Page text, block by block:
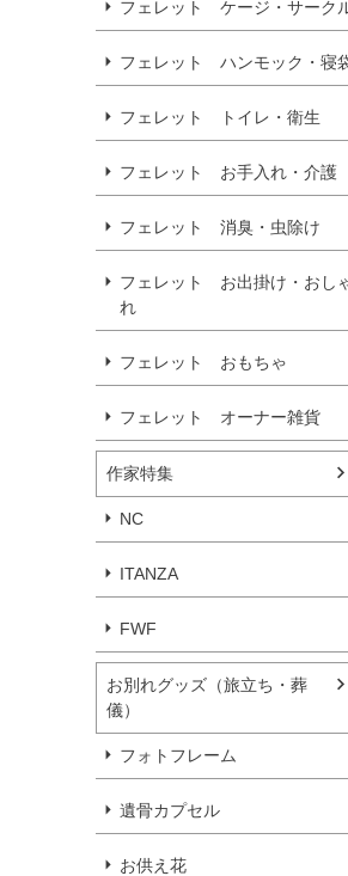
フェレット ケージ・サーク
フェレット ハンモック・寝
フェレット トイレ・衛生
フェレット お手入れ・介護
フェレット 消臭・虫除け
フェレット お出掛け・おし
れ
フェレット おもちゃ
フェレット オーナー雑貨
作家特集
NC
ITANZA
FWF
お別れグッズ（旅立ち・葬
儀）
フォトフレーム
遺骨カプセル
お供え花